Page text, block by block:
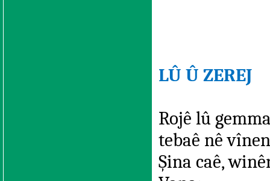
LÛ Û ZEREJ
Rojê lû
tebaê nê
Şina caê,